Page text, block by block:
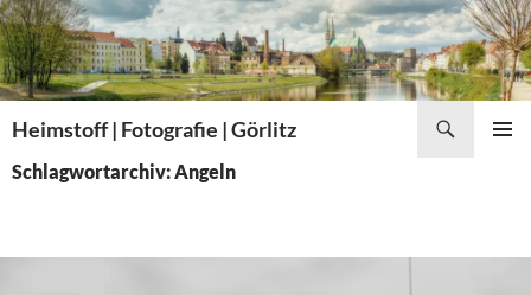
Zum
Inhalt
springen
Heimstoff | Fotografie | Görlitz
Schlagwortarchiv: Angeln